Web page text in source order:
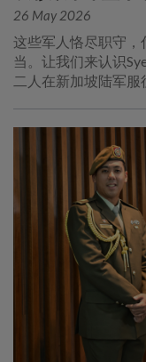
26 May 2026
这些军人恪尽职守，
当。让我们来认识
二人在新加坡陆军服